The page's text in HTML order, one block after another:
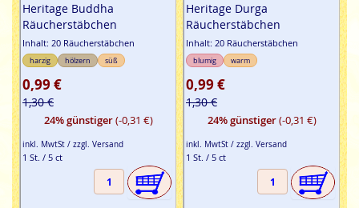
Heritage Buddha
Räucherstäbchen
Inhalt: 20 Räucherstäbchen
harzig hölzern süß
0,99 €
1,30 €
24% günstiger(-0,31 €)
inkl. MwtSt / zzgl. Versand
1 St. / 5 ct
Heritage Durga
Räucherstäbchen
Inhalt: 20 Räucherstäbchen
blumig warm
0,99 €
1,30 €
24% günstiger(-0,31 €)
inkl. MwtSt / zzgl. Versand
1 St. / 5 ct